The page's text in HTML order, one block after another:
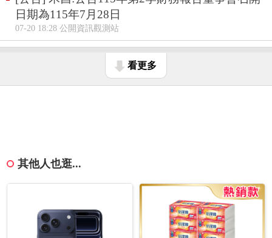
日期為115年7月28日
07-20 18:28 公開資訊觀測站
看更多
其他人也逛...